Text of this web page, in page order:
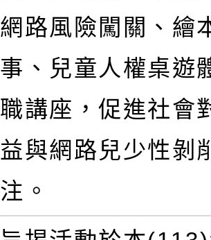
網路風險闖關、繪
事、兒童人權桌遊
職講座，促進社會
益與網路兒少性剝
注。